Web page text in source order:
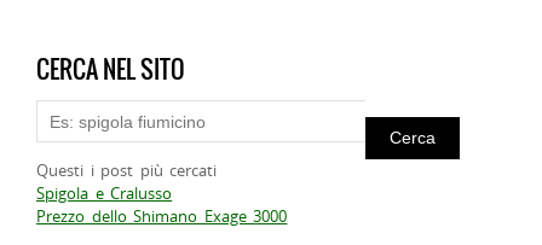
CERCA NEL SITO
Questi i post più cercati
Spigola e Cralusso
Prezzo dello Shimano Exage 3000